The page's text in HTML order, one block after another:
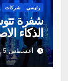
رئيسي شركات
شفرة
الذكاء
أغسطس 5, 2026